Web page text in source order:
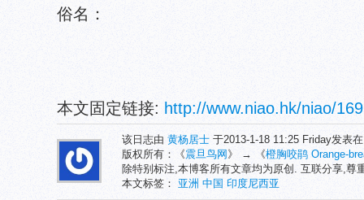
俗名：
本文固定链接: http://www.niao.hk/niao/
该日志由 黄杨居士 于2013-1-18 11:25 Friday发表
版权所有：《震旦鸟网 》 → 《橙胸咬鹃 Orange-
除特别标注,本博客所有文章均为原创. 互联分享,尊
本文标签： 亚洲 中国 印度尼西亚